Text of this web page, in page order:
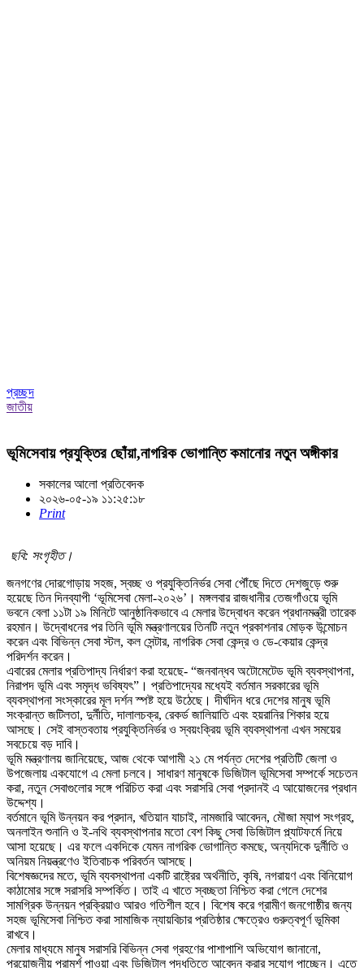
প্রচ্ছদ
জাতীয়
ভূমিসেবায় প্রযুক্তির ছোঁয়া,নাগরিক ভোগান্তি কমানোর নতুন অঙ্গীকার
সকালের আলো প্রতিবেদক
২০২৬-০৫-১৯ ১১:২৫:১৮
Print
ছবি: সংগৃহীত।
জনগণের দোরগোড়ায় সহজ, স্বচ্ছ ও প্রযুক্তিনির্ভর সেবা পৌঁছে দিতে দেশজুড়ে শুরু
হয়েছে তিন দিনব্যাপী ‘ভূমিসেবা মেলা-২০২৬’। মঙ্গলবার রাজধানীর তেজগাঁওয়ে ভূমি
ভবনে বেলা ১১টা ১৯ মিনিটে আনুষ্ঠানিকভাবে এ মেলার উদ্বোধন করেন প্রধানমন্ত্রী তারেক
রহমান। উদ্বোধনের পর তিনি ভূমি মন্ত্রণালয়ের তিনটি নতুন প্রকাশনার মোড়ক উন্মোচন
করেন এবং বিভিন্ন সেবা স্টল, কল সেন্টার, নাগরিক সেবা কেন্দ্র ও ডে-কেয়ার কেন্দ্র
পরিদর্শন করেন।
এবারের মেলার প্রতিপাদ্য নির্ধারণ করা হয়েছে- “জনবান্ধব অটোমেটেড ভূমি ব্যবস্থাপনা,
নিরাপদ ভূমি এবং সমৃদ্ধ ভবিষ্যৎ”। প্রতিপাদ্যের মধ্যেই বর্তমান সরকারের ভূমি
ব্যবস্থাপনা সংস্কারের মূল দর্শন স্পষ্ট হয়ে উঠেছে। দীর্ঘদিন ধরে দেশের মানুষ ভূমি
সংক্রান্ত জটিলতা, দুর্নীতি, দালালচক্র, রেকর্ড জালিয়াতি এবং হয়রানির শিকার হয়ে
আসছে। সেই বাস্তবতায় প্রযুক্তিনির্ভর ও স্বয়ংক্রিয় ভূমি ব্যবস্থাপনা এখন সময়ের
সবচেয়ে বড় দাবি।
ভূমি মন্ত্রণালয় জানিয়েছে, আজ থেকে আগামী ২১ মে পর্যন্ত দেশের প্রতিটি জেলা ও
উপজেলায় একযোগে এ মেলা চলবে। সাধারণ মানুষকে ডিজিটাল ভূমিসেবা সম্পর্কে সচেতন
করা, নতুন সেবাগুলোর সঙ্গে পরিচিত করা এবং সরাসরি সেবা প্রদানই এ আয়োজনের প্রধান
উদ্দেশ্য।
বর্তমানে ভূমি উন্নয়ন কর প্রদান, খতিয়ান যাচাই, নামজারি আবেদন, মৌজা ম্যাপ সংগ্রহ,
অনলাইন শুনানি ও ই-নথি ব্যবস্থাপনার মতো বেশ কিছু সেবা ডিজিটাল প্ল্যাটফর্মে নিয়ে
আসা হয়েছে। এর ফলে একদিকে যেমন নাগরিক ভোগান্তি কমছে, অন্যদিকে দুর্নীতি ও
অনিয়ম নিয়ন্ত্রণেও ইতিবাচক পরিবর্তন আসছে।
বিশেষজ্ঞদের মতে, ভূমি ব্যবস্থাপনা একটি রাষ্ট্রের অর্থনীতি, কৃষি, নগরায়ণ এবং বিনিয়োগ
কাঠামোর সঙ্গে সরাসরি সম্পর্কিত। তাই এ খাতে স্বচ্ছতা নিশ্চিত করা গেলে দেশের
সামগ্রিক উন্নয়ন প্রক্রিয়াও আরও গতিশীল হবে। বিশেষ করে গ্রামীণ জনগোষ্ঠীর জন্য
সহজ ভূমিসেবা নিশ্চিত করা সামাজিক ন্যায়বিচার প্রতিষ্ঠার ক্ষেত্রেও গুরুত্বপূর্ণ ভূমিকা
রাখবে।
মেলার মাধ্যমে মানুষ সরাসরি বিভিন্ন সেবা গ্রহণের পাশাপাশি অভিযোগ জানানো,
প্রয়োজনীয় পরামর্শ পাওয়া এবং ডিজিটাল পদ্ধতিতে আবেদন করার সুযোগ পাচ্ছেন। এতে